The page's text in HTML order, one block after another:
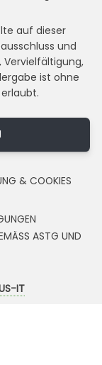
auf dieser
und
Vervielfältigung,
ist ohne
& COOKIES
ASTG UND
IT